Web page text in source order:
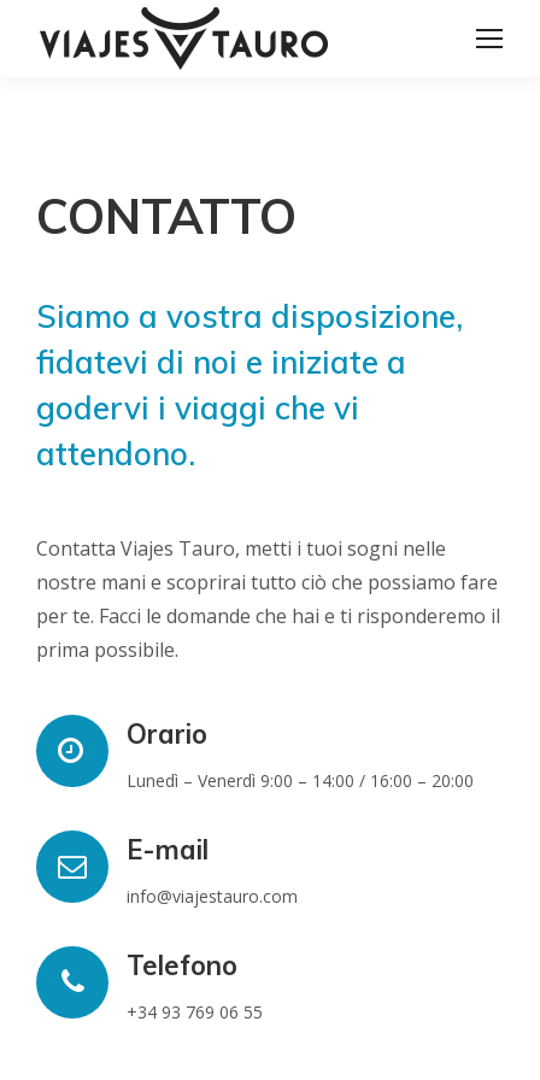
CONTATTO
Siamo a vostra disposizione,
fidatevi di noi e iniziate a
godervi i viaggi che vi
attendono.
Contatta Viajes Tauro, metti i tuoi sogni nelle
nostre mani e scoprirai tutto ciò che possiamo fare
per te. Facci le domande che hai e ti risponderemo il
prima possibile.
Orario
Lunedì – Venerdì 9:00 – 14:00 / 16:00 – 20:00
E-mail
info@viajestauro.com
Telefono
+34 93 769 06 55